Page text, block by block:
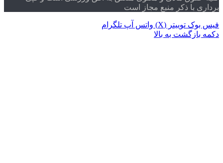
برداری با ذکر منبع مجاز است
فیس بوک توییتر (X) واتس آپ تلگرام
دکمه بازگشت به بالا